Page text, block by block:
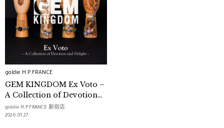
goldie H.P.FRANCE
GEM KINGDOM Ex Voto –
A Collection of Devotion
and Delight –
goldie H.P.FRANCE 新宿店
2026.01.27